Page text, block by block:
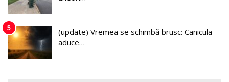
5
(update) Vremea se schimbă brusc: Canicula
aduce…